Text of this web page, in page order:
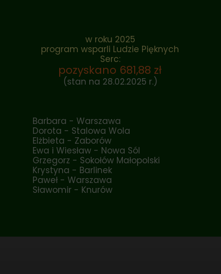
w roku 2025
program wsparli Ludzie Pięknych
Serc:
pozyskano 681,88 zł
(stan na 28.02.2025 r.)
Barbara - Warszawa
Dorota - Stalowa Wola
Elżbieta - Zaborów
Ewa i Wiesław - Nowa Sól
Grzegorz - Sokołów Małopolski
Krystyna - Barlinek
Paweł - Warszawa
Sławomir - Knurów